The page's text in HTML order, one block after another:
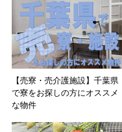
【売寮・売介護施設】千葉県
で寮をお探しの方にオススメ
な物件